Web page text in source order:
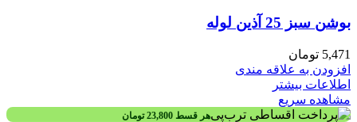
بوشن سبز 25 آذین لوله
5,471 تومان
افزودن به علاقه مندی
اطلاعات بیشتر
مشاهده سریع
هر قسط 23,800 تومان